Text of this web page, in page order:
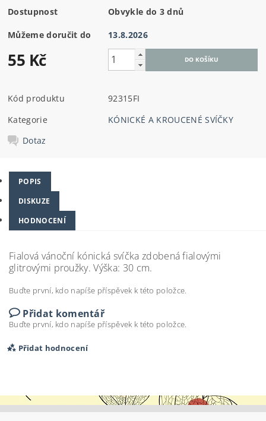
Dostupnost Obvykle do 3 dnů
Můžeme doručit do 13.8.2026
55 Kč
Kód produktu
92315FI
Kategorie
KÓNICKÉ A KROUCENÉ SVÍČKY
Dotaz
POPIS
DISKUZE
HODNOCENÍ
Fialová vánoční kónická svíčka zdobená fialovými
glitrovými proužky. Výška: 30 cm.
Buďte první, kdo napíše příspěvek k této položce.
Přidat komentář
Buďte první, kdo napíše příspěvek k této položce.
Přidat hodnocení